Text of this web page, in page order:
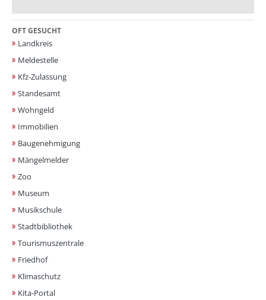
OFT GESUCHT
Landkreis
Meldestelle
Kfz-Zulassung
Standesamt
Wohngeld
Immobilien
Baugenehmigung
Mängelmelder
Zoo
Museum
Musikschule
Stadtbibliothek
Tourismuszentrale
Friedhof
Klimaschutz
Kita-Portal